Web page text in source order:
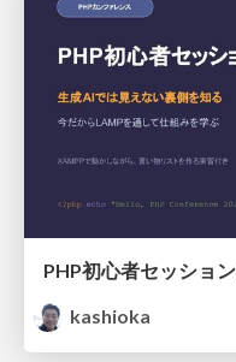
kashioka